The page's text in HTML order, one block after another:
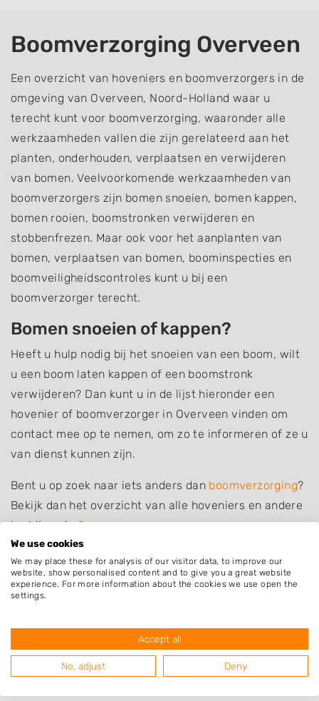
Boomverzorging Overveen
Een overzicht van hoveniers en boomverzorgers in de
omgeving van Overveen, Noord-Holland waar u
terecht kunt voor boomverzorging, waaronder alle
werkzaamheden vallen die zijn gerelateerd aan het
planten, onderhouden, verplaatsen en verwijderen
van bomen. Veelvoorkomende werkzaamheden van
boomverzorgers zijn bomen snoeien, bomen kappen,
bomen rooien, boomstronken verwijderen en
stobbenfrezen. Maar ook voor het aanplanten van
bomen, verplaatsen van bomen, boominspecties en
boomveiligheidscontroles kunt u bij een
boomverzorger terecht.
Bomen snoeien of kappen?
Heeft u hulp nodig bij het snoeien van een boom, wilt
u een boom laten kappen of een boomstronk
verwijderen? Dan kunt u in de lijst hieronder een
hovenier of boomverzorger in Overveen vinden om
contact mee op te nemen, om zo te informeren of ze u
van dienst kunnen zijn.
Bent u op zoek naar iets anders dan boomverzorging?
Bekijk dan het overzicht van alle hoveniers en andere
bedrijven inOverveen.
Plaatsen in de buurt
Bloemendaal
Haarlem
Aerdenhout
We use cookies
We may place these for analysis of our visitor data, to improve our
website, show personalised content and to give you a great website
experience. For more information about the cookies we use open the
settings.
Accept all
No, adjust Deny